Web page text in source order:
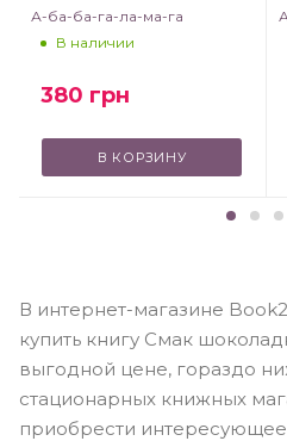
А-ба-ба-га-ла-ма-га
В наличии
380 грн
В КОРЗИНУ
В интернет-магазине
купить книгу Смак
выгодной цене, гораздо
стационарных книжных
приобрести